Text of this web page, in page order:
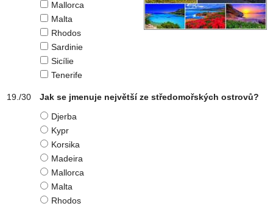
Mallorca
Malta
Rhodos
Sardinie
Sicílie
Tenerife
Jak se jmenuje největší ze středomořských ostrovů?
Djerba
Kypr
Korsika
Madeira
Mallorca
Malta
Rhodos